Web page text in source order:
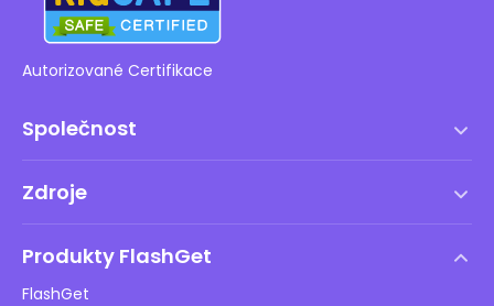
Autorizované Certifikace
Společnost
Licenční smlouva s koncovým uživatelem
Zásady DMCA
Ochrana osobních údajů
Zdroje
Produkty FlashGet
FlashGet